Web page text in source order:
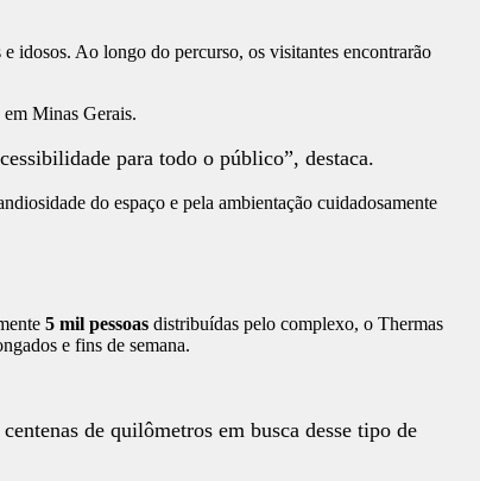
idosos. Ao longo do percurso, os visitantes encontrarão
Minas Gerais.
para todo o público”, destaca.
do espaço e pela ambientação cuidadosamente
5 mil pessoas distribuídas pelo complexo, o Thermas
e fins de semana.
de quilômetros em busca desse tipo de